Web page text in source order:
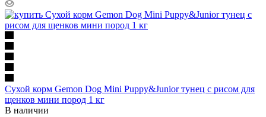
Сухой корм Gemon Dog Mini Puppy&Junior тунец с рисом для
щенков мини пород 1 кг
В наличии